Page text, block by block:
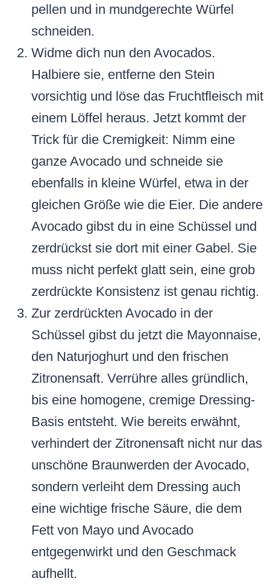
pellen und in mundgerechte Würfel
schneiden.
Widme dich nun den Avocados.
Halbiere sie, entferne den Stein
vorsichtig und löse das Fruchtfleisch mit
einem Löffel heraus. Jetzt kommt der
Trick für die Cremigkeit: Nimm eine
ganze Avocado und schneide sie
ebenfalls in kleine Würfel, etwa in der
gleichen Größe wie die Eier. Die andere
Avocado gibst du in eine Schüssel und
zerdrückst sie dort mit einer Gabel. Sie
muss nicht perfekt glatt sein, eine grob
zerdrückte Konsistenz ist genau richtig.
Zur zerdrückten Avocado in der
Schüssel gibst du jetzt die Mayonnaise,
den Naturjoghurt und den frischen
Zitronensaft. Verrühre alles gründlich,
bis eine homogene, cremige Dressing-
Basis entsteht. Wie bereits erwähnt,
verhindert der Zitronensaft nicht nur das
unschöne Braunwerden der Avocado,
sondern verleiht dem Dressing auch
eine wichtige frische Säure, die dem
Fett von Mayo und Avocado
entgegenwirkt und den Geschmack
aufhellt.